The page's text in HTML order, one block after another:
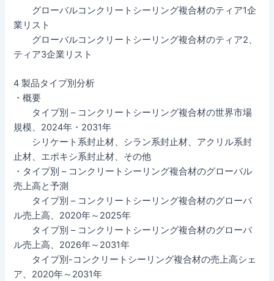
グローバルコンクリートシーリング複合材のティア1企
業リスト
グローバルコンクリートシーリング複合材のティア2、
ティア3企業リスト
4 製品タイプ別分析
・概要
タイプ別 – コンクリートシーリング複合材の世界市場
規模、2024年・2031年
シリケート系封止材、シラン系封止材、アクリル系封
止材、エポキシ系封止材、その他
・タイプ別 – コンクリートシーリング複合材のグローバル
売上高と予測
タイプ別 – コンクリートシーリング複合材のグローバ
ル売上高、2020年～2025年
タイプ別 – コンクリートシーリング複合材のグローバ
ル売上高、2026年～2031年
タイプ別-コンクリートシーリング複合材の売上高シェ
ア、2020年～2031年